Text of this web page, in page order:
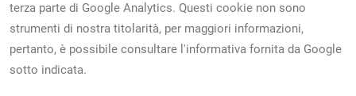
terza parte di Google Analytics. Questi cookie non sono
strumenti di nostra titolarità, per maggiori informazioni,
pertanto, è possibile consultare l'informativa fornita da Google
sotto indicata.